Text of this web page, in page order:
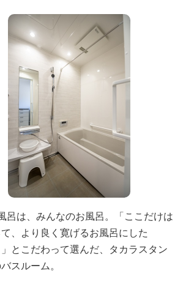
呂は、みんなのお風呂。「ここだけは
、より良く寛げるお風呂にした
とこだわって選んだ、タカラスタン
スルーム。